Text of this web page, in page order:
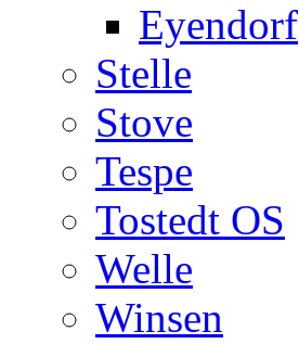
Eyendorf
Stelle
Stove
Tespe
Tostedt OS
Welle
Winsen